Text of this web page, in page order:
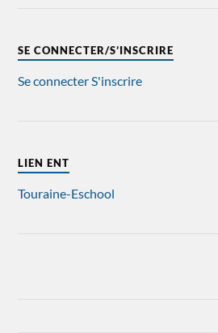
SE CONNECTER/S’INSCRIRE
Se connecterS'inscrire
LIEN ENT
Touraine-Eschool